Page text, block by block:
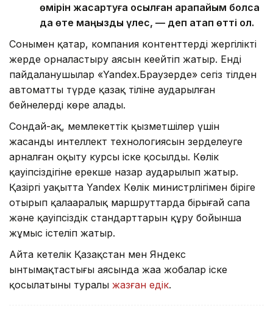
өмірін жақсартуға қосылған қарапайым болса
да өте маңызды үлес, — деп атап өтті ол.
Сонымен қатар, компания контенттерді жергілікті
жерде орналастыру аясын кеңейтіп жатыр. Енді
пайдаланушылар «Yandex.Браузерде» сегіз тілден
автоматты түрде қазақ тіліне аударылған
бейнелерді көре алады.
Сондай-ақ, мемлекеттік қызметшілер үшін
жасанды интеллект технологиясын зерделеуге
арналған оқыту курсы іске қосылды. Көлік
қауіпсіздігіне ерекше назар аударылып жатыр.
Қазіргі уақытта Yandex Көлік министрлігімен біріге
отырып қалааралық маршруттарда бірыңғай сапа
және қауіпсіздік стандарттарын құру бойынша
жұмыс істеліп жатыр.
Айта кетелік Қазақстан мен Яндекс
ынтымақтастығы аясында жаңа жобалар іске
қосылатыны туралы жазған едік.